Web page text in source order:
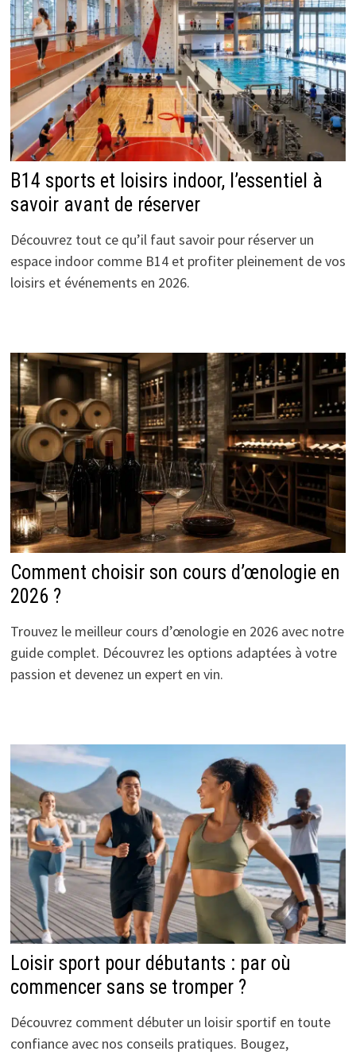
B14 sports et loisirs indoor, l’essentiel à
savoir avant de réserver
Découvrez tout ce qu’il faut savoir pour réserver un
espace indoor comme B14 et profiter pleinement de vos
loisirs et événements en 2026.
Comment choisir son cours d’œnologie en
2026 ?
Trouvez le meilleur cours d’œnologie en 2026 avec notre
guide complet. Découvrez les options adaptées à votre
passion et devenez un expert en vin.
Loisir sport pour débutants : par où
commencer sans se tromper ?
Découvrez comment débuter un loisir sportif en toute
confiance avec nos conseils pratiques. Bougez,